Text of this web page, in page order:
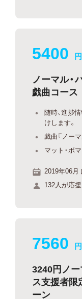
5400 円
ノーマル・
戯曲コース
随時、進捗
けします。
戯曲『ノー
マット・ボ
2019年06月
132人が応
7560 円
3240円ノ
ス支援者限
ーン